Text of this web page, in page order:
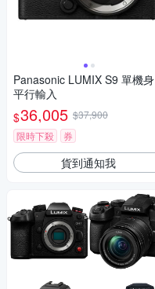
Panasonic LUMIX S9 單機身
平行輸入
$36,005 $37,900
限時下殺
券
貨到通知我